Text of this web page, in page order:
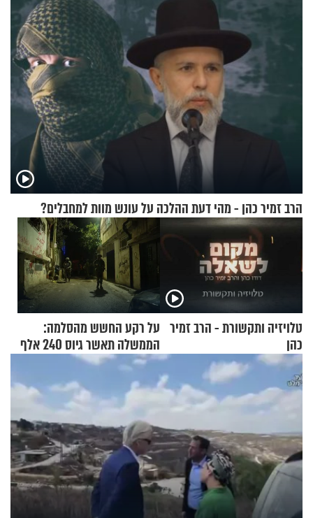
הרב זמיר כהן - מהי דעת ההלכה על עונש מוות למחבלים?
טלויזיה ותקשורת - הרב זמיר
כהן
על רקע החשש מהסלמה:
הממשלה תאשר גיוס 240 אלף
אנשי מילואים